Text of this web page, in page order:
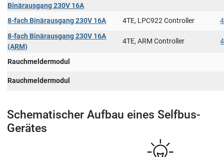
Binärausgang 230V 16A
8-fach Binärausgang 230V 16A
4TE, LPC922 Controller
8-fach Binärausgang 230V 16A
(ARM)
4TE, ARM Controller
Rauchmeldermodul
Rauchmeldermodul
Schematischer Aufbau eines Selfbus-
Gerätes